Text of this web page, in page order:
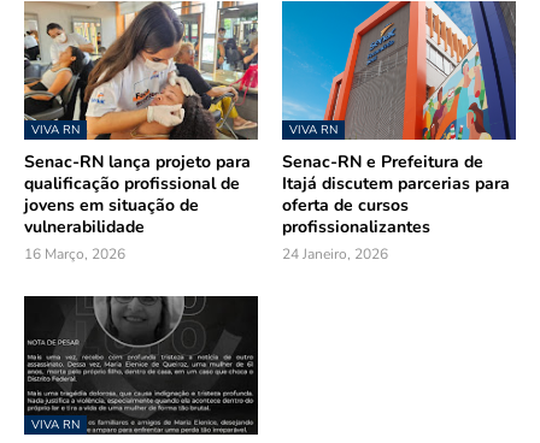
VIVA RN
Senac-RN lança projeto para
qualificação profissional de
jovens em situação de
vulnerabilidade
16 Março, 2026
VIVA RN
Senac-RN e Prefeitura de
Itajá discutem parcerias para
oferta de cursos
profissionalizantes
24 Janeiro, 2026
VIVA RN